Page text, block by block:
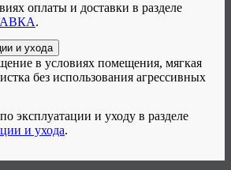
оплаты и доставки в разделе
.
и ухода
в условиях помещения, мягкая
без использования агрессивных
эксплуатации и уходу в разделе
и ухода.